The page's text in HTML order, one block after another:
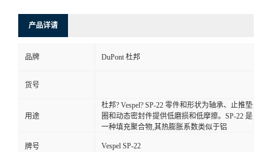
产品详请
品牌 DuPont 杜邦
货号
用途
杜邦? Vespel? SP-22 零件和形状为轴承、止推垫
圈和动态密封件提供低磨损和低摩擦。SP-22 是
一种填充聚合物,其热膨胀系数类似于铝
牌号 Vespel SP-22